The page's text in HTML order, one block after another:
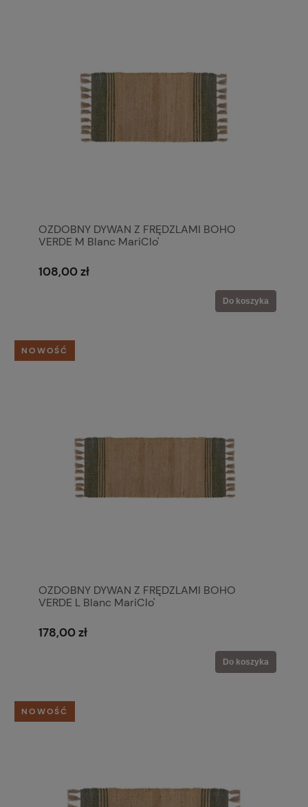
OZDOBNY DYWAN Z FRĘDZLAMI BOHO
VERDE M Blanc MariClo'
108,00 zł
Do koszyka
OZDOBNY DYWAN Z FRĘDZLAMI BOHO
VERDE L Blanc MariClo'
178,00 zł
Do koszyka
NOWOŚĆ
NOWOŚĆ